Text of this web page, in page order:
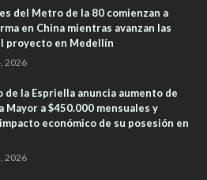
del Metro de la 80 comienzan a
en China mientras avanzan las
proyecto en Medellín
2026
de la Espriella anuncia aumento de
Mayor a $450.000 mensuales y
económico de su posesión en
2026